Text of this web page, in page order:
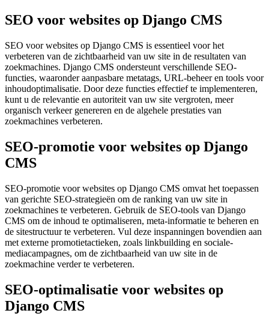
SEO voor websites op Django CMS
SEO voor websites op Django CMS is essentieel voor het
verbeteren van de zichtbaarheid van uw site in de resultaten van
zoekmachines. Django CMS ondersteunt verschillende SEO-
functies, waaronder aanpasbare metatags, URL-beheer en tools voor
inhoudoptimalisatie. Door deze functies effectief te implementeren,
kunt u de relevantie en autoriteit van uw site vergroten, meer
organisch verkeer genereren en de algehele prestaties van
zoekmachines verbeteren.
SEO-promotie voor websites op Django
CMS
SEO-promotie voor websites op Django CMS omvat het toepassen
van gerichte SEO-strategieën om de ranking van uw site in
zoekmachines te verbeteren. Gebruik de SEO-tools van Django
CMS om de inhoud te optimaliseren, meta-informatie te beheren en
de sitestructuur te verbeteren. Vul deze inspanningen bovendien aan
met externe promotietactieken, zoals linkbuilding en sociale-
mediacampagnes, om de zichtbaarheid van uw site in de
zoekmachine verder te verbeteren.
SEO-optimalisatie voor websites op
Django CMS